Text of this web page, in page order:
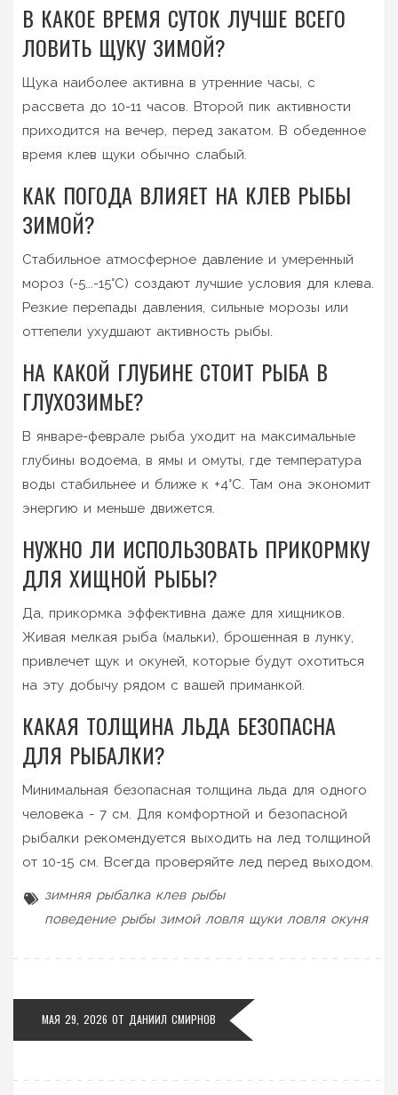
В КАКОЕ ВРЕМЯ СУТОК ЛУЧШЕ ВСЕГО
ЛОВИТЬ ЩУКУ ЗИМОЙ?
Щука наиболее активна в утренние часы, с
рассвета до 10-11 часов. Второй пик активности
приходится на вечер, перед закатом. В обеденное
время клев щуки обычно слабый.
КАК ПОГОДА ВЛИЯЕТ НА КЛЕВ РЫБЫ
ЗИМОЙ?
Стабильное атмосферное давление и умеренный
мороз (-5...-15°C) создают лучшие условия для клева.
Резкие перепады давления, сильные морозы или
оттепели ухудшают активность рыбы.
НА КАКОЙ ГЛУБИНЕ СТОИТ РЫБА В
ГЛУХОЗИМЬЕ?
В январе-феврале рыба уходит на максимальные
глубины водоема, в ямы и омуты, где температура
воды стабильнее и ближе к +4°C. Там она экономит
энергию и меньше движется.
НУЖНО ЛИ ИСПОЛЬЗОВАТЬ ПРИКОРМКУ
ДЛЯ ХИЩНОЙ РЫБЫ?
Да, прикормка эффективна даже для хищников.
Живая мелкая рыба (мальки), брошенная в лунку,
привлечет щук и окуней, которые будут охотиться
на эту добычу рядом с вашей приманкой.
КАКАЯ ТОЛЩИНА ЛЬДА БЕЗОПАСНА
ДЛЯ РЫБАЛКИ?
Минимальная безопасная толщина льда для одного
человека - 7 см. Для комфортной и безопасной
рыбалки рекомендуется выходить на лед толщиной
от 10-15 см. Всегда проверяйте лед перед выходом.
зимняя рыбалка клев рыбы
поведение рыбы зимой ловля щуки ловля окуня
МАЯ 29, 2026 ОТ ДАНИИЛ СМИРНОВ